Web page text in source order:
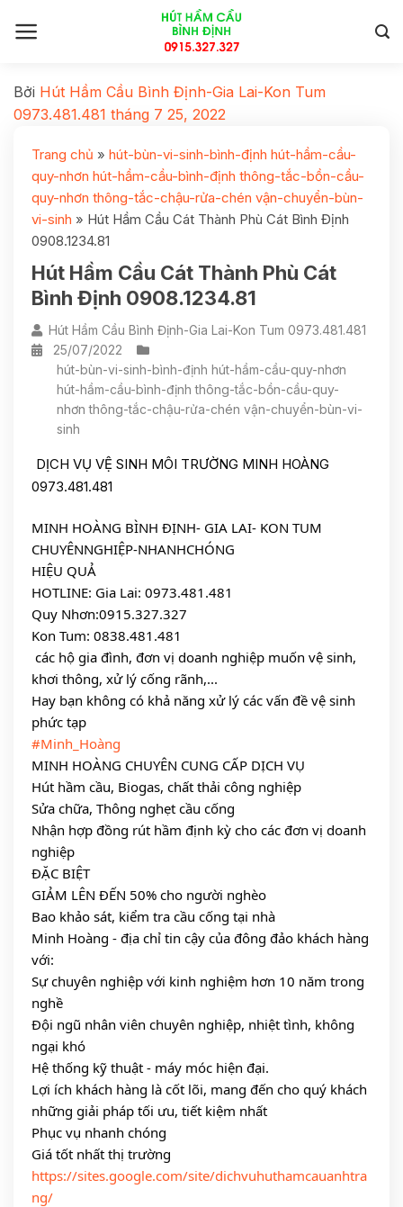
Bởi Hút Hầm Cầu Bình Định-Gia Lai-Kon Tum
0973.481.481 tháng 7 25, 2022
Trang chủ » hút-bùn-vi-sinh-bình-định hút-hầm-cầu-
quy-nhơn hút-hầm-cầu-bình-định thông-tắc-bồn-cầu-
quy-nhơn thông-tắc-chậu-rửa-chén vận-chuyển-bùn-
vi-sinh » Hút Hầm Cầu Cát Thành Phù Cát Bình Định
0908.1234.81
Hút Hầm Cầu Cát Thành Phù Cát
Bình Định 0908.1234.81
Hút Hầm Cầu Bình Định-Gia Lai-Kon Tum 0973.481.481
25/07/2022
hút-bùn-vi-sinh-bình-định hút-hầm-cầu-quy-nhơn
hút-hầm-cầu-bình-định thông-tắc-bồn-cầu-quy-
nhơn thông-tắc-chậu-rửa-chén vận-chuyển-bùn-vi-
sinh
DỊCH VỤ VỆ SINH MÔI TRƯỜNG MINH HOÀNG
0973.481.481
MINH HOÀNG BÌNH ĐỊNH- GIA LAI- KON TUM
CHUYÊNNGHIỆP-NHANHCHÓNG
HIỆU QUẢ
HOTLINE: Gia Lai: 0973.481.481
Quy Nhơn:0915.327.327
Kon Tum: 0838.481.481
khơi thông, xử lý cống rãnh,...
Hay bạn không có khả năng xử lý các vấn đề vệ sinh
phức tạp
#Minh_Hoàng
MINH HOÀNG CHUYÊN CUNG CẤP DỊCH VỤ
Hút hầm cầu, Biogas, chất thải công nghiệp
Sửa chữa, Thông nghẹt cầu cống
Nhận hợp đồng rút hầm định kỳ cho các đơn vị doanh
nghiệp
ĐẶC BIỆT
GIẢM LÊN ĐẾN 50% cho người nghèo
Bao khảo sát, kiểm tra cầu cống tại nhà
Minh Hoàng - địa chỉ tin cậy của đông đảo khách hàng
với:
Sự chuyên nghiệp với kinh nghiệm hơn 10 năm trong
nghề
Đội ngũ nhân viên chuyên nghiệp, nhiệt tình, không
ngại khó
Hệ thống kỹ thuật - máy móc hiện đại.
Lợi ích khách hàng là cốt lõi, mang đến cho quý khách
những giải pháp tối ưu, tiết kiệm nhất
Phục vụ nhanh chóng
Giá tốt nhất thị trường
https://sites.google.com/site/dichvuhuthamcauanhtra
ng/